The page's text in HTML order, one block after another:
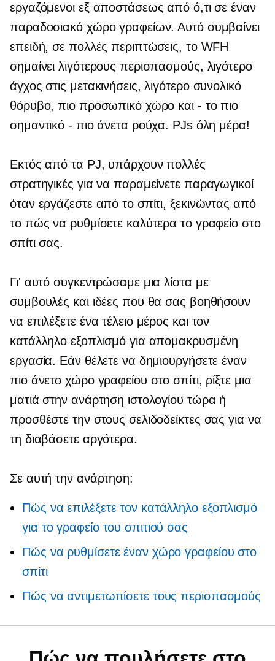
εργαζόμενοι εξ αποστάσεως από ό,τι σε έναν
παραδοσιακό χώρο γραφείων. Αυτό συμβαίνει
επειδή, σε πολλές περιπτώσεις, το WFH
σημαίνει λιγότερους περισπασμούς, λιγότερο
άγχος στις μετακινήσεις, λιγότερο συνολικό
θόρυβο, πιο προσωπικό χώρο και - το πιο
σημαντικό - πιο άνετα ρούχα. PJs όλη μέρα!
Εκτός από τα PJ, υπάρχουν πολλές
στρατηγικές για να παραμείνετε παραγωγικοί
όταν εργάζεστε από το σπίτι, ξεκινώντας από
το πώς να ρυθμίσετε καλύτερα το γραφείο στο
σπίτι σας.
Γι' αυτό συγκεντρώσαμε μια λίστα με
συμβουλές και ιδέες που θα σας βοηθήσουν
να επιλέξετε ένα τέλειο μέρος και τον
κατάλληλο εξοπλισμό για απομακρυσμένη
εργασία. Εάν θέλετε να δημιουργήσετε έναν
πιο άνετο χώρο γραφείου στο σπίτι, ρίξτε μια
ματιά στην ανάρτηση ιστολογίου τώρα ή
προσθέστε την στους σελιδοδείκτες σας για να
τη διαβάσετε αργότερα.
Σε αυτή την ανάρτηση:
Πώς να επιλέξετε τον κατάλληλο εξοπλισμό
για το γραφείο του σπιτιού σας
Πώς να ρυθμίσετε έναν χώρο γραφείου στο
σπίτι
Πώς να αντιμετωπίσετε τους περισπασμούς